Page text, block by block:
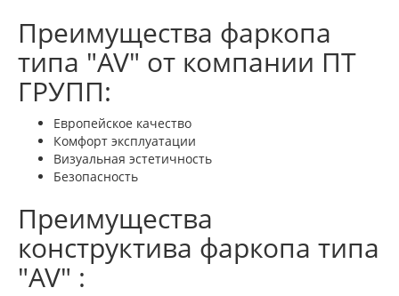
Преимущества фаркопа
типа "AV" от компании ПТ
ГРУПП:
Европейское качество
Комфорт эксплуатации
Визуальная эстетичность
Безопасность
Преимущества
конструктива фаркопа типа
"AV" :